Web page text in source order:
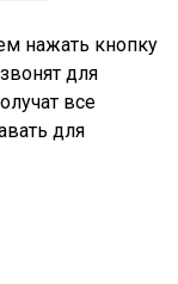
нажать кнопку
для
все
для